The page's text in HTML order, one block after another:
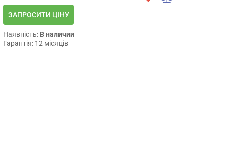
ЗАПРОСИТИ ЦІНУ
Наявність: В наличии
Гарантія: 12 місяців